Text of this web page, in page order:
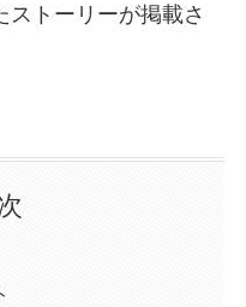
トーリーが掲載さ